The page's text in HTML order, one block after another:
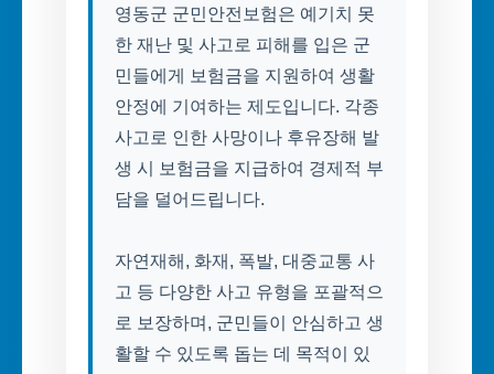
영동군 군민안전보험은 예기치 못
한 재난 및 사고로 피해를 입은 군
민들에게 보험금을 지원하여 생활
안정에 기여하는 제도입니다. 각종
사고로 인한 사망이나 후유장해 발
생 시 보험금을 지급하여 경제적 부
담을 덜어드립니다.
자연재해, 화재, 폭발, 대중교통 사
고 등 다양한 사고 유형을 포괄적으
로 보장하며, 군민들이 안심하고 생
활할 수 있도록 돕는 데 목적이 있